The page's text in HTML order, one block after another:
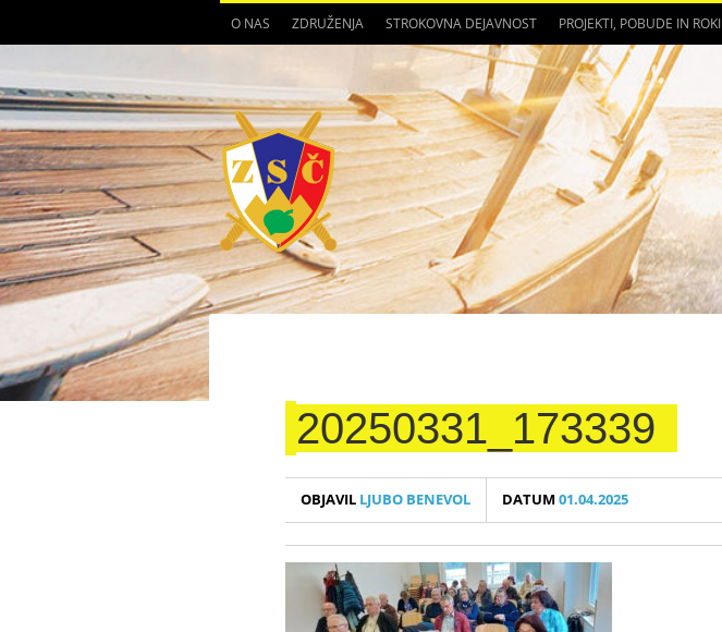
O NAS ZDRUŽENJA STROKOVNA DEJAVNOST PROJEKTI, POBUDE IN ROKI
20250331_173339
OBJAVIL LJUBO BENEVOL DATUM01.04.2025